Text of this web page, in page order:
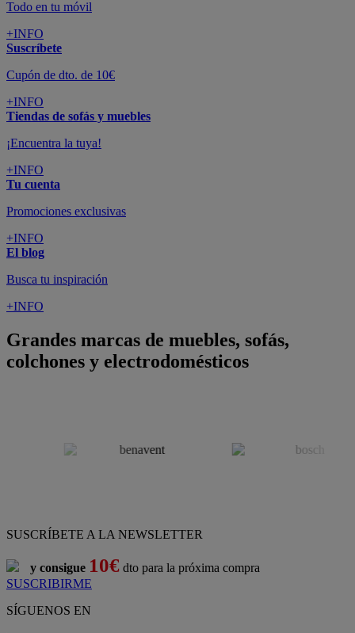
Todo en tu móvil
+INFO
Suscríbete
Cupón de dto. de 10€
+INFO
Tiendas de sofás y muebles
¡Encuentra la tuya!
+INFO
Tu cuenta
Promociones exclusivas
+INFO
El blog
Busca tu inspiración
+INFO
Grandes marcas de muebles, sofás,
colchones y electrodomésticos
SUSCRÍBETE A LA NEWSLETTER
y consigue 10€ dto para la próxima compra
SUSCRIBIRME
SÍGUENOS EN